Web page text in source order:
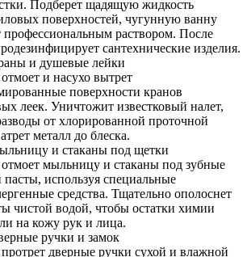
Подберет щадящую жидкость
поверхностей, чугунную ванну
профессиональным раствором. После
сантехнические изделия.
и душевые лейки
и насухо вытрет
поверхности кранов
леек. Уничтожит известковый налет,
от хлорированной проточной
металл до блеска.
и стаканы под щетки
мыльницу и стаканы под зубные
используя специальные
средства. Тщательно ополоснет
чистой водой, чтобы остатки химии
на кожу рук и лица.
ручки и замок
дверные ручки сухой и влажной